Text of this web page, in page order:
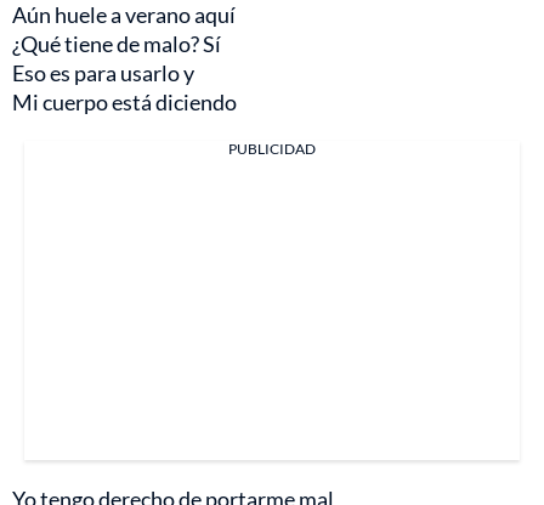
Aún huele a verano aquí
¿Qué tiene de malo? Sí
Eso es para usarlo y
Mi cuerpo está diciendo
PUBLICIDAD
Yo tengo derecho de portarme mal